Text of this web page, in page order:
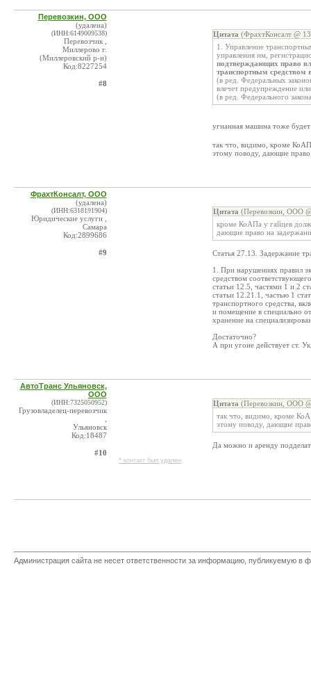
Перевозкин, ООО
(удалена)
(ИНН:6149009538)
Перевозчик ,
Миллерово г.
(Миллеровский р-н)
Код:8227254
#8
Цитата (ФрахтКонсалт @
1. Управление
управления им,
подтверждающих право
транспортным средством
(в ред. Федеральных
влечет предупреждение
(в ред. Федерального
угнанная машина тоже
так что, видимо, кроме
этому поводу, дающие
ФрахтКонсалт, ООО
(удалена)
(ИНН:6318191904)
Юридические услуги ,
Самара
Код:2899686
#9
Цитата (Перевозкин, ООО
кроме КоАПа у гайцев
дающие право на
Статья 27.13. Задержание
1. При нарушениях правил
средством
статьи 12.5, частями 1 и 2
статьи 12.21.1, частью 1
транспортного средства,
и помещение в специально
хранение на
Достаточно?
А при угоне действует ст.
АвтоТранс Ульяновск,
ООО
(ИНН:7325050952)
Грузовладелец-перевозчик
Ульяновск
Код:18487
#10
* контакт был удален
Цитата (Перевозкин, ООО
так что, видимо, кроме
этому поводу, дающие
Да можно и аренду
Администрация сайта не несет ответственности за информацию, публикуемую